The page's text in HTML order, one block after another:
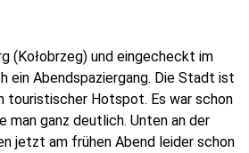
(Kołobrzeg) und eingecheckt im
ein Abendspaziergang. Die Stadt ist
touristischer Hotspot. Es war schon
man ganz deutlich. Unten an der
jetzt am frühen Abend leider schon